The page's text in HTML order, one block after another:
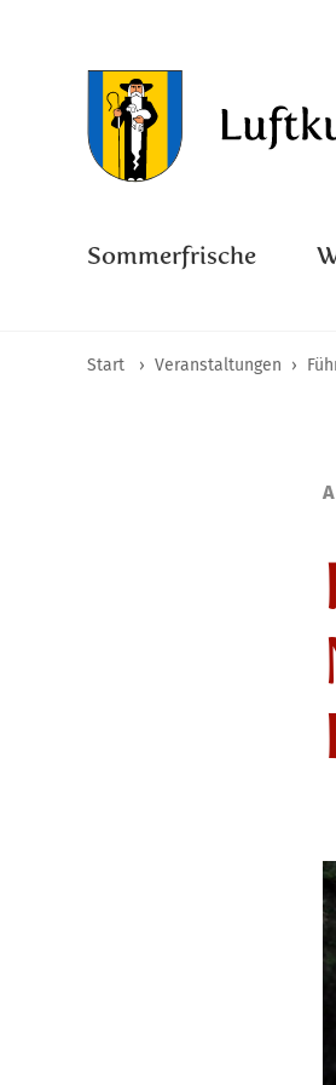
Sommerfrische
Start › Veranstaltungen ›